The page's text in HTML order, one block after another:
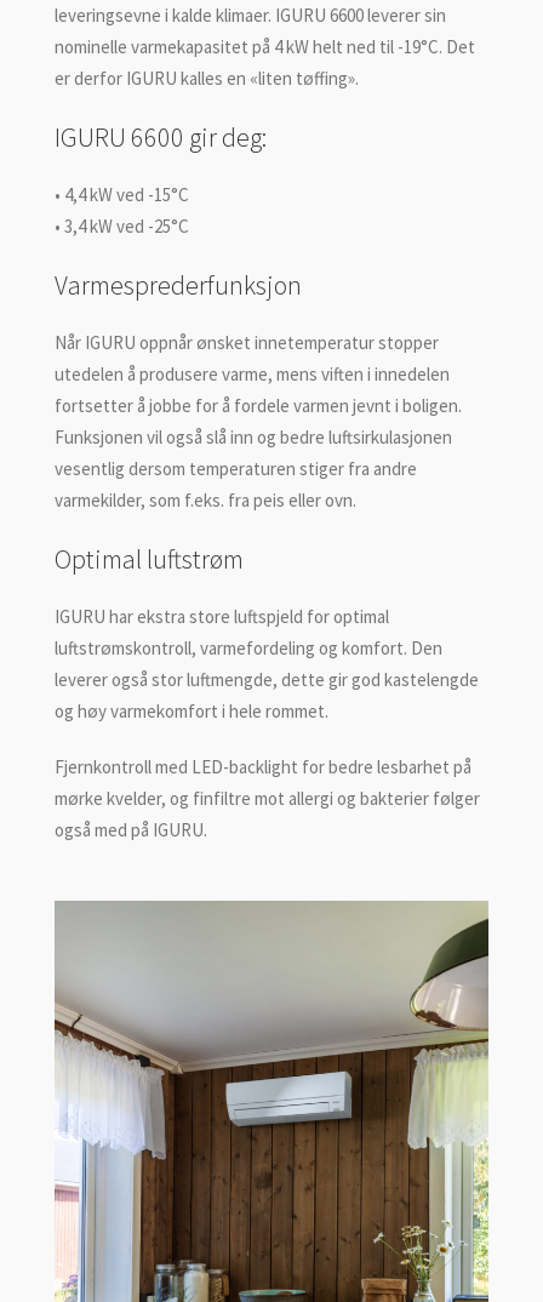
leveringsevne i kalde klimaer. IGURU 6600 leverer sin
nominelle varmekapasitet på 4 kW helt ned til -19°C. Det
er derfor IGURU kalles en «liten tøffing».
IGURU 6600 gir deg:
• 4,4 kW ved -15°C
• 3,4 kW ved -25°C
Varmesprederfunksjon
Når IGURU oppnår ønsket innetemperatur stopper
utedelen å produsere varme, mens viften i innedelen
fortsetter å jobbe for å fordele varmen jevnt i boligen.
Funksjonen vil også slå inn og bedre luftsirkulasjonen
vesentlig dersom temperaturen stiger fra andre
varmekilder, som f.eks. fra peis eller ovn.
Optimal luftstrøm
IGURU har ekstra store luftspjeld for optimal
luftstrømskontroll, varmefordeling og komfort. Den
leverer også stor luftmengde, dette gir god kastelengde
og høy varmekomfort i hele rommet.
Fjernkontroll med LED-backlight for bedre lesbarhet på
mørke kvelder, og finfiltre mot allergi og bakterier følger
også med på IGURU.